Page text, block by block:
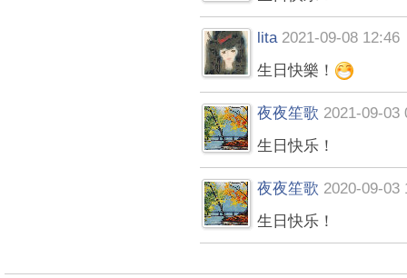
lita 2021-09-08 12:46
生日快樂！
夜夜笙歌 2021-09-03
生日快乐！
夜夜笙歌 2020-09-03
生日快乐！